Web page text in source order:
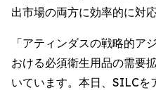
出市場の両方に効率的に対
「アティンダスの戦略的ア
おける必須衛生用品の需要
いています。本日、SILCを